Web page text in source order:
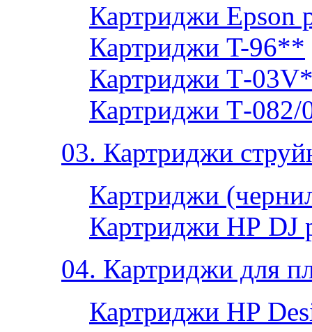
Картриджи Epson
Картриджи T-96**
Картриджи Т-
Картриджи Т-
03. Картриджи
Картриджи
Картриджи НР DJ
04. Картриджи для
Картриджи HP